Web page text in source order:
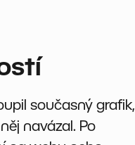
současný grafik,
navázal. Po